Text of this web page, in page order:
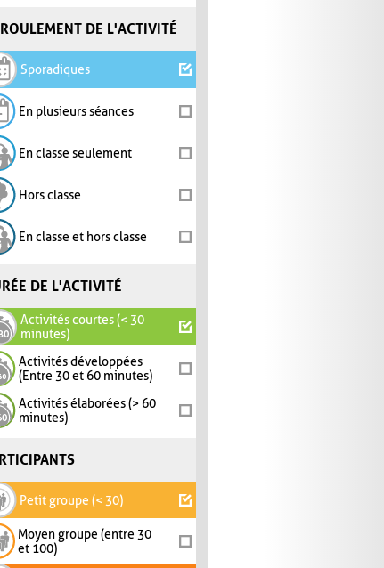
DE L'ACTIVITÉ
Sporadiques
En plusieurs séances
En classe seulement
Hors classe
En classe et hors classe
DE L'ACTIVITÉ
Activités courtes (< 30
minutes)
Activités développées
(Entre 30 et 60 minutes)
Activités élaborées (> 60
minutes)
Petit groupe (< 30)
Moyen groupe (entre 30
et 100)